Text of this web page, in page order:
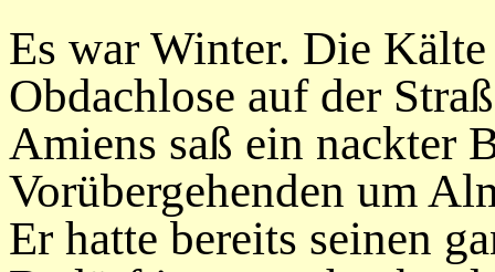
Es war Winter. Die
Obdachlose auf der
Amiens saß ein nackter
Vorübergehenden um
Er hatte bereits seinen